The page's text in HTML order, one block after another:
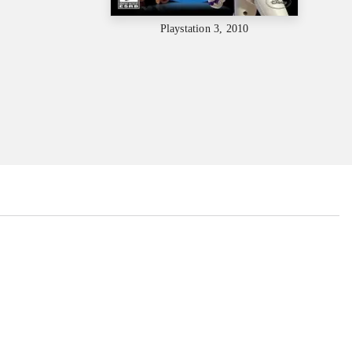
Playstation 3, 2010